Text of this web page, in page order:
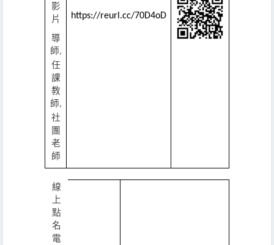
影
片
導
師,
任
課
教
師,
社
團
老
師
https://reurl.cc/70D4oD
線
上
點
名
電